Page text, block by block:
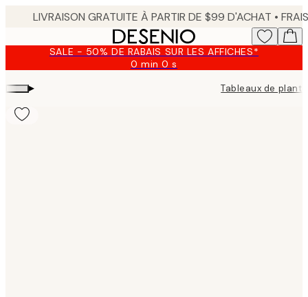
SALE - 50% DE RABAIS SUR LES AFFICHES*
0 min0 s
Valable
▸ Tableaux de